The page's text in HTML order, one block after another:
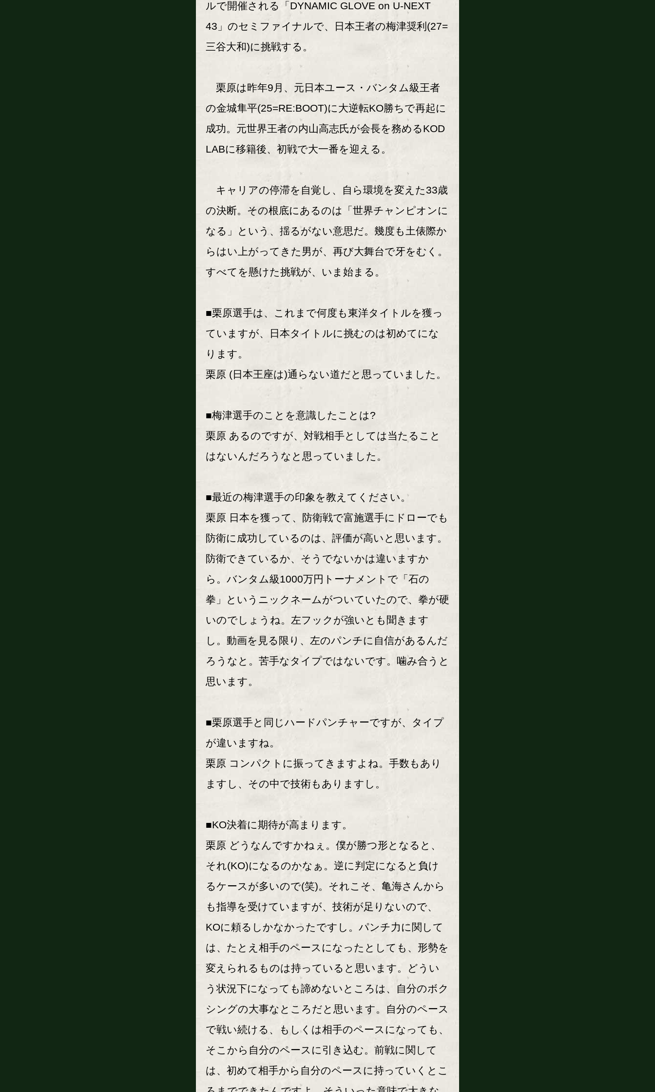
ルで開催される「DYNAMIC GLOVE on U-NEXT
43」のセミファイナルで、日本王者の梅津奨利(27=
三谷大和)に挑戦する。
栗原は昨年9月、元日本ユース・バンタム級王者
の金城隼平(25=RE:BOOT)に大逆転KO勝ちで再起に
成功。元世界王者の内山高志氏が会長を務めるKOD
LABに移籍後、初戦で大一番を迎える。
キャリアの停滞を自覚し、自ら環境を変えた33歳
の決断。その根底にあるのは「世界チャンピオンに
なる」という、揺るがない意思だ。幾度も土俵際か
らはい上がってきた男が、再び大舞台で牙をむく。
すべてを懸けた挑戦が、いま始まる。
■栗原選手は、これまで何度も東洋タイトルを獲っ
ていますが、日本タイトルに挑むのは初めてにな
ります。
栗原 (日本王座は)通らない道だと思っていました。
■梅津選手のことを意識したことは?
栗原 あるのですが、対戦相手としては当たること
はないんだろうなと思っていました。
■最近の梅津選手の印象を教えてください。
栗原 日本を獲って、防衛戦で富施選手にドローでも
防衛に成功しているのは、評価が高いと思います。
防衛できているか、そうでないかは違いますか
ら。バンタム級1000万円トーナメントで「石の
拳」というニックネームがついていたので、拳が硬
いのでしょうね。左フックが強いとも聞きます
し。動画を見る限り、左のパンチに自信があるんだ
ろうなと。苦手なタイプではないです。噛み合うと
思います。
■栗原選手と同じハードパンチャーですが、タイプ
が違いますね。
栗原 コンパクトに振ってきますよね。手数もあり
ますし、その中で技術もありますし。
■KO決着に期待が高まります。
栗原 どうなんですかねぇ。僕が勝つ形となると、
それ(KO)になるのかなぁ。逆に判定になると負け
るケースが多いので(笑)。それこそ、亀海さんから
も指導を受けていますが、技術が足りないので、
KOに頼るしかなかったですし。パンチ力に関して
は、たとえ相手のペースになったとしても、形勢を
変えられるものは持っていると思います。どうい
う状況下になっても諦めないところは、自分のボク
シングの大事なところだと思います。自分のペース
で戦い続ける、もしくは相手のペースになっても、
そこから自分のペースに引き込む。前戦に関して
は、初めて相手から自分のペースに持っていくとこ